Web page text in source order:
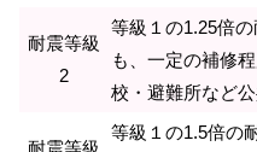
耐震等級
2
等級１の1.25倍
も、一定の補修
校・避難所など
等級１の1.5倍の